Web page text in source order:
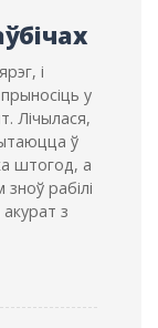
і
у
Лічылася,
ў
штогод, а
рабілі
з